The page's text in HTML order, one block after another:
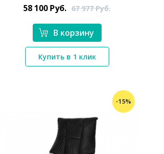
*}
58 100 Руб. 67 977Руб.
В корзину
Купить в 1 клик
-15%